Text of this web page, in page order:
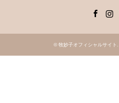
© 牧妙子オフィシャルサイト